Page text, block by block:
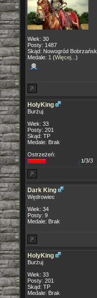
Wiek: 30
Posty: 1487
Skąd: Nowogród
Medale: 1 (Więcej... )
HolyKing
Burżuj
Wiek: 33
Posty: 201
Skąd: TP
Medale: Brak
Ostrzeżeń:
1/3/3
Dark King
Wędrowiec
Wiek: 34
Posty: 9
Medale: Brak
HolyKing
Burżuj
Wiek: 33
Posty: 201
Skąd: TP
Medale: Brak